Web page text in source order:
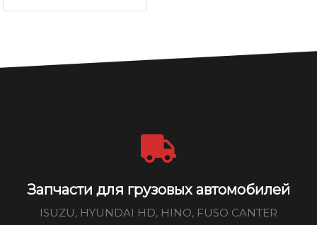
Запчасти для грузовых автомобилей
ISUZU, HYUNDAI HD, HINO, FUSO CANTER